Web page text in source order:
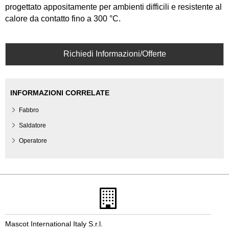
progettato appositamente per ambienti difficili e resistente al
calore da contatto fino a 300 °C.
Richiedi Informazioni/Offerte
INFORMAZIONI CORRELATE
Fabbro
Saldatore
Operatore
Mascot International Italy S.r.l.